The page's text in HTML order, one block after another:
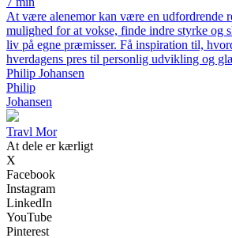
At være alenemor kan være en udfordrende
mulighed for at vokse, finde indre styrke og
liv på egne præmisser. Få inspiration til,
hverdagens pres til personlig udvikling og
Philip Johansen
Philip
Johansen
Travl Mor
At dele er kærligt
X
Facebook
Instagram
LinkedIn
YouTube
Pinterest